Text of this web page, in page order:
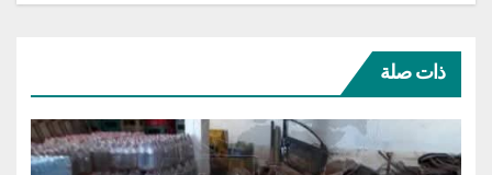
ذات صلة